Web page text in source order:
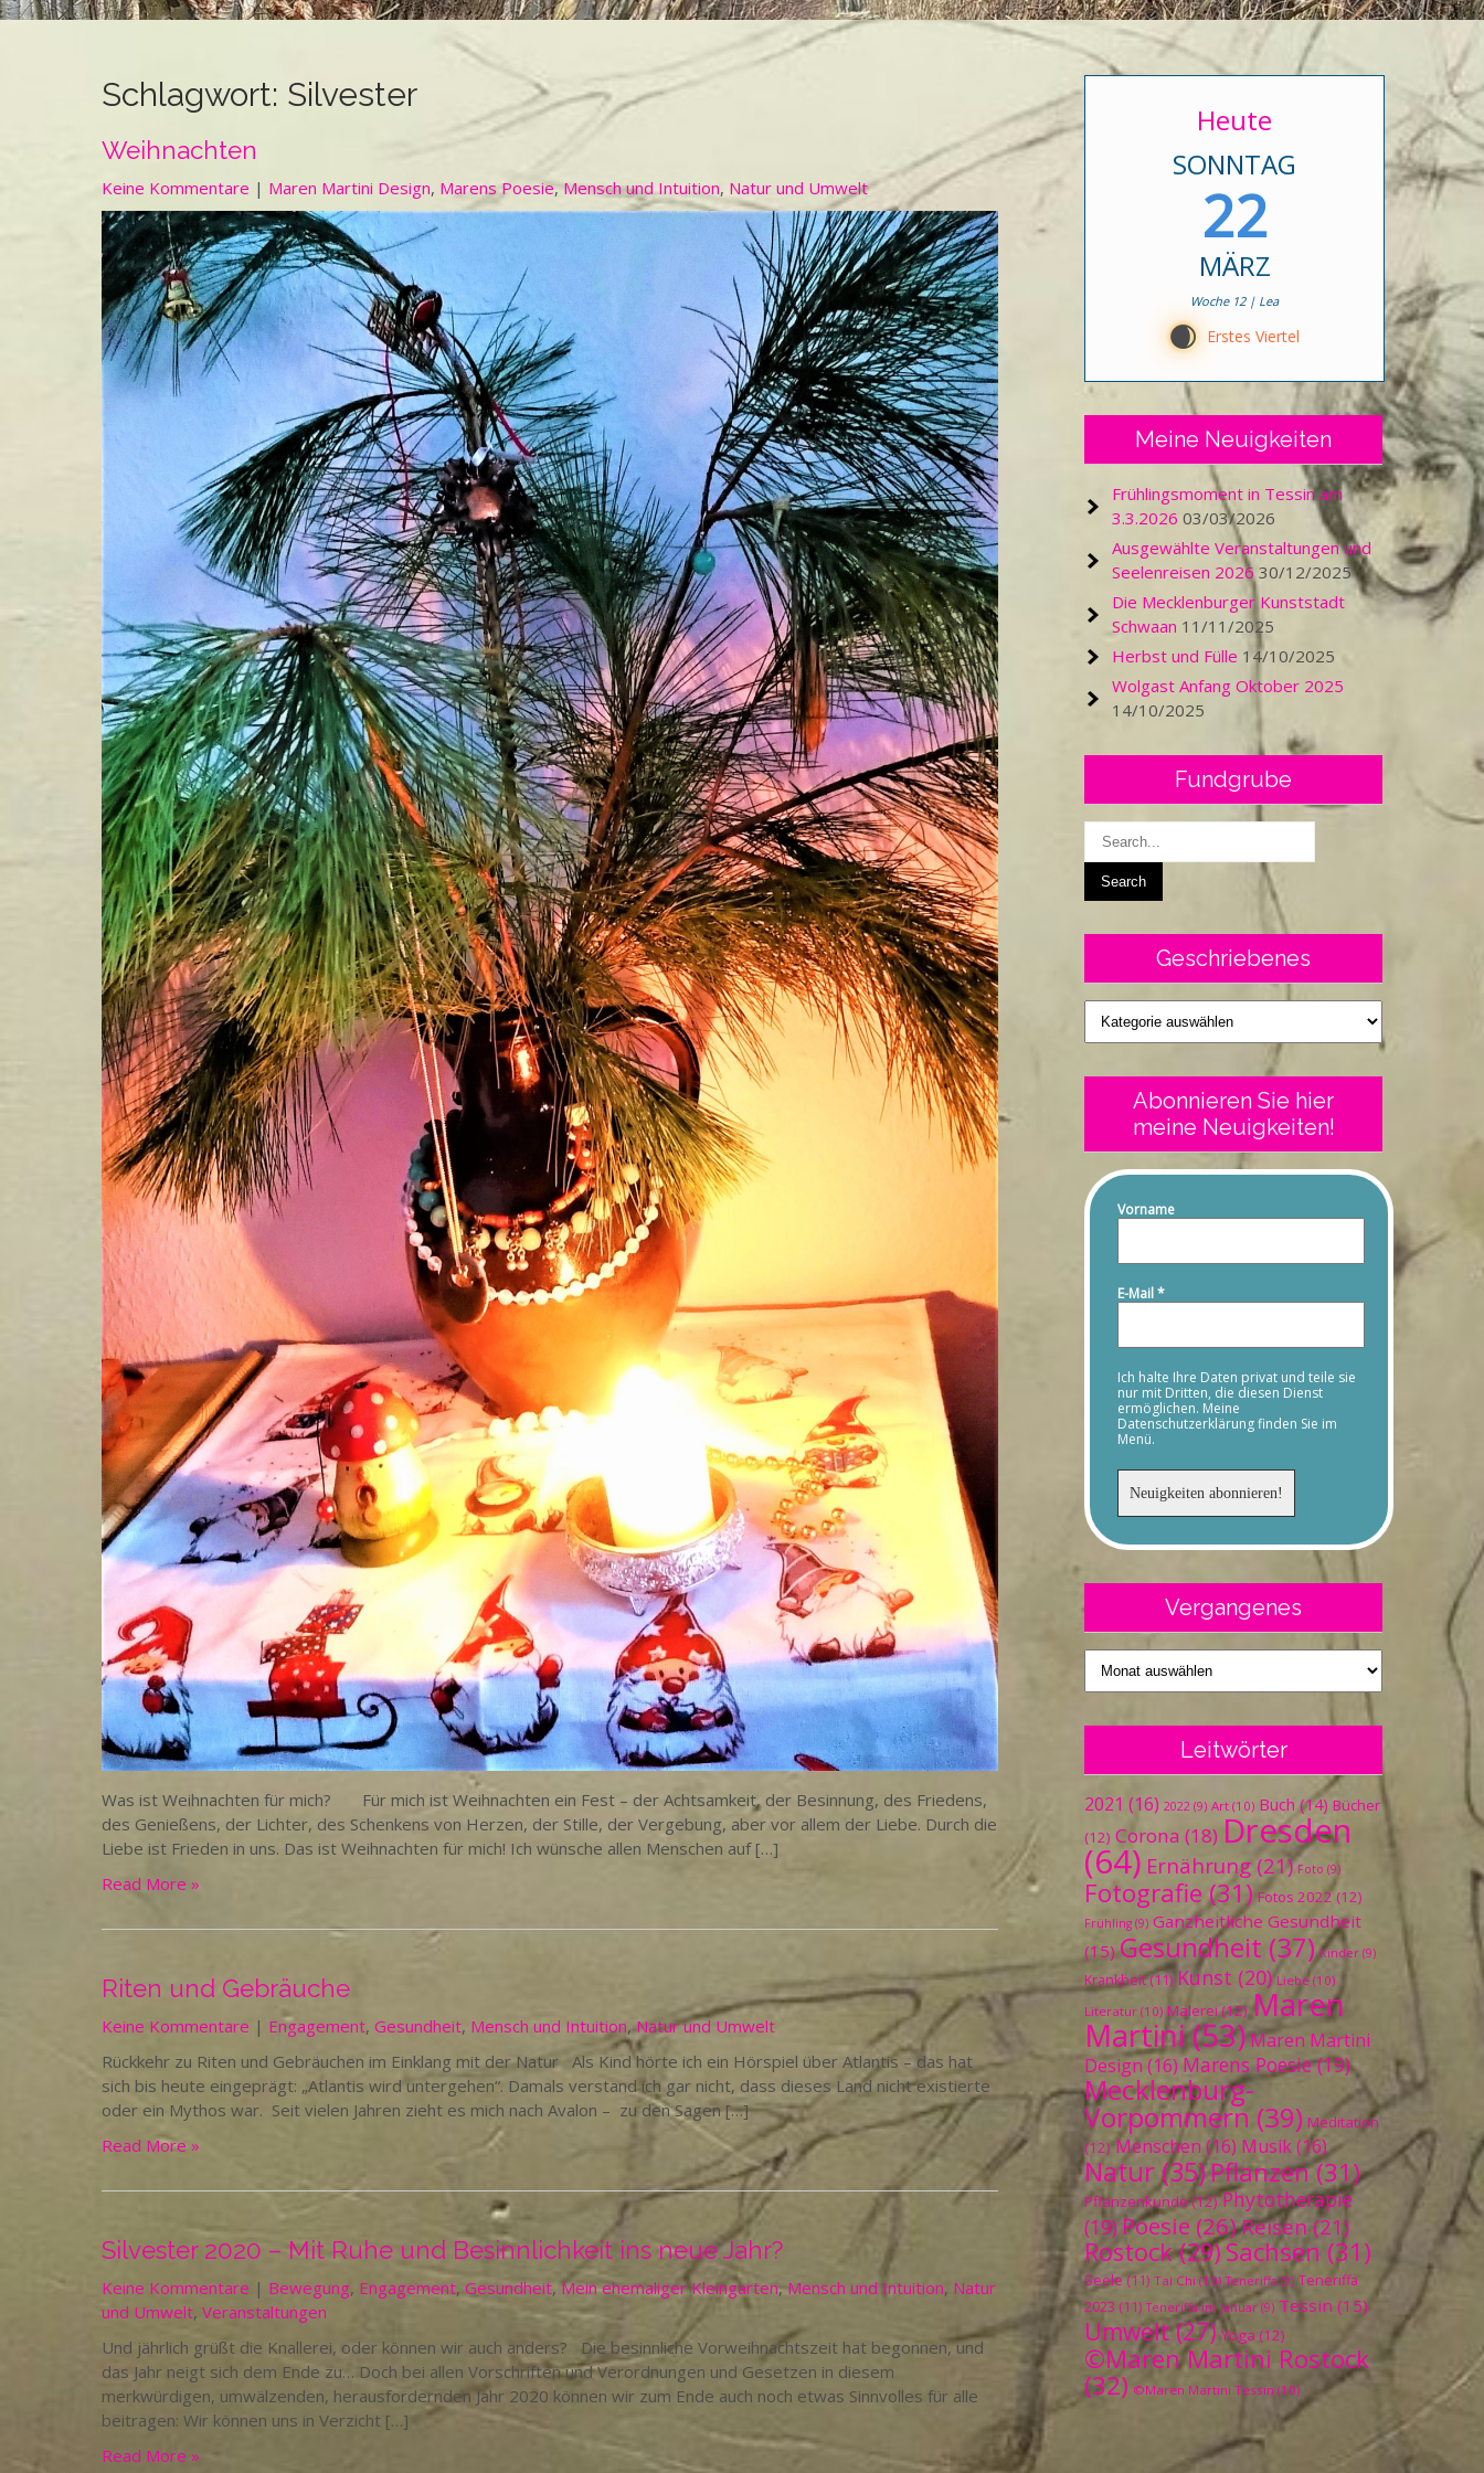
Schlagwort: Silvester
Weihnachten
Keine Kommentare | Maren Martini Design, Marens Poesie,Mensch und Intuition, Natur und Umwelt
Was ist Weihnachten für mich? Für mich ist Weihnachten ein Fest – der Achtsamkeit, der Besinnung, des Friedens,
des Genießens, der Lichter, des Schenkens von Herzen, der Stille, der Vergebung, aber vor allem der Liebe. Durch die
Liebe ist Frieden in uns. Das ist Weihnachten für mich! Ich wünsche allen Menschen auf […]
Read More »
Riten und Gebräuche
Keine Kommentare | Engagement, Gesundheit, Mensch und Intuition,Natur und Umwelt
Rückkehr zu Riten und Gebräuchen im Einklang mit der Natur Als Kind hörte ich ein Hörspiel über Atlantis – das hat
sich bis heute eingeprägt: „Atlantis wird untergehen“. Damals verstand ich gar nicht, dass dieses Land nicht existierte
oder ein Mythos war. Seit vielen Jahren zieht es mich nach Avalon – zu den Sagen […]
Read More »
Silvester 2020 – Mit Ruhe und Besinnlichkeit ins neue Jahr?
Keine Kommentare | Bewegung, Engagement, Gesundheit, Mein ehemaliger Kleingarten,Mensch und Intuition, Natur
und Umwelt, Veranstaltungen
Und jährlich grüßt die Knallerei, oder können wir auch anders? Die besinnliche Vorweihnachtszeit hat begonnen, und
das Jahr neigt sich dem Ende zu… Doch bei allen Vorschriften und Verordnungen und Gesetzen in diesem
merkwürdigen, umwälzenden, herausfordernden Jahr 2020 können wir zum Ende auch noch etwas Sinnvolles für alle
beitragen: Wir können uns in Verzicht […]
Read More »
Heute
SONNTAG
22
MÄRZ
Woche 12 | Lea
D Erstes Viertel
Meine Neuigkeiten
Frühlingsmoment in Tessin am
3.3.2026 03/03/2026
Ausgewählte Veranstaltungen und
Seelenreisen 2026 30/12/2025
Die Mecklenburger Kunststadt
Schwaan 11/11/2025
Herbst und Fülle 14/10/2025
Wolgast Anfang Oktober 2025
14/10/2025
Fundgrube
Geschriebenes
Geschriebenes
Abonnieren Sie hier
meine Neuigkeiten!
Vorname
E-Mail*
Ich halte Ihre Daten privat und teile sie
nur mit Dritten, die diesen Dienst
ermöglichen. Meine
Datenschutzerklärung finden Sie im
Menü.
Vergangenes
Vergangenes
Leitwörter
2021 (16) 2022 (9) Art (10) Buch (14) Bücher
(12) Corona (18) Dresden
(64) Ernährung (21) Foto (9)
Fotografie(31) Fotos 2022(12)
Frühling (9) Ganzheitliche Gesundheit
(15) Gesundheit (37) Kinder (9)
Krankheit(11) Kunst (20) Liebe (10)
Literatur (10) Malerei(12) Maren
Martini(53)Maren Martini
Design (16) Marens Poesie(19)
Mecklenburg-
Vorpommern (39) Meditation
(12) Menschen (16) Musik(16)
Natur(35)Pflanzen(31)
Pflanzenkunde(12) Phytotherapie
(19) Poesie (26)Reisen (21)
Rostock(29)Sachsen (31)
Seele(11) Tai Chi (10) Teneriffa(9) Teneriffa
2023 (11) Teneriffa im Januar (9) Tessin (15)
Umwelt(27) Yoga (12)
©Maren Martini Rostock
(32) ©Maren Martini Tessin (10)